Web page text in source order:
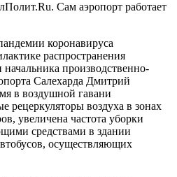
Сам аэропорт работает
коронавируса
распространения
производственно-
Салехарда Дмитрий
в воздушной гавани
рецеркуляторы воздуха в зонах
увеличена частота уборки
средствами в здании
осуществляющих